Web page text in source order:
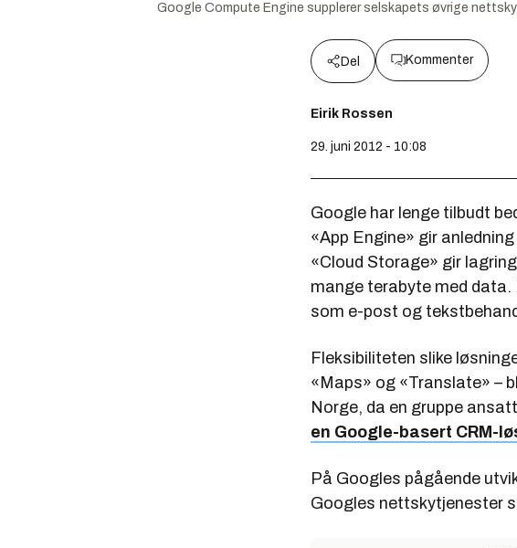
Google Compute Engine supplerer selskapets øvrige
Del Kommenter
Eirik Rossen
29. juni 2012 - 10:08
Google har lenge tilbudt
«App Engine» gir
«Cloud Storage» gir
mange terabyte med data.
som e-post og
Fleksibiliteten slike
«Maps» og «Translate» –
Norge, da en gruppe
en Google-basert CRM-
På Googles pågående
Googles nettskytjenester